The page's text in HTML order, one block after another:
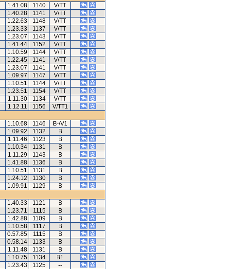
1.41.08 1140
V/TT
1.40.28 1141
V/TT
1.22.63 1148
V/TT
1.23.33 1137
V/TT
1.23.07 1143
V/TT
1.41.44 1152
V/TT
1.10.59 1144
V/TT
1.22.45 1141
V/TT
1.23.07 1141
V/TT
1.09.97 1147
V/TT
1.10.51 1144
V/TT
1.23.51 1154
V/TT
1.11.30 1134
V/TT
1.12.11 1156
V/TT1
1.10.68 1146
B-/V1
1.09.92 1132
B
1.11.46 1123
B
1.10.34 1131
B
1.11.29 1143
B
1.41.88 1136
B
1.10.51 1131
B
1.24.12 1130
B
1.09.91 1129
B
1.40.33 1121
B
1.23.71 1115
B
1.42.88 1109
B
1.10.58 1117
B
0.57.85 1115
B
0.58.14 1133
B
1.11.48 1131
B
1.10.75 1134
B1
1.23.43 1125
--